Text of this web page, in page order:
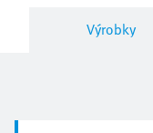
Výrobky